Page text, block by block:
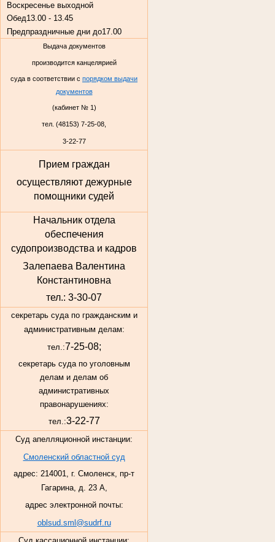
Воскресенье выходной
Обед13.00 - 13.45
Предпраздничные дни до17.00
Выдача документов
производится канцелярией
суда в соответствии с порядком выдачи
документов
(кабинет № 1)
тел. (48153) 7-25-08,
3-22-77
Прием граждан
осуществляют дежурные
помощники судей
Начальник отдела
обеспечения
судопроизводства и кадров
Залепаева Валентина
Константиновна
тел.: 3-30-07
секретарь суда по гражданским и
административным делам:
тел.:7-25-08;
секретарь суда по уголовным
делам и делам об
административных
правонарушениях:
тел.:3-22-77
Суд апелляционной инстанции:
Смоленский областной суд
адрес: 214001, г. Смоленск, пр-т
Гагарина, д. 23 А,
адрес электронной почты:
oblsud.sml@sudrf.ru